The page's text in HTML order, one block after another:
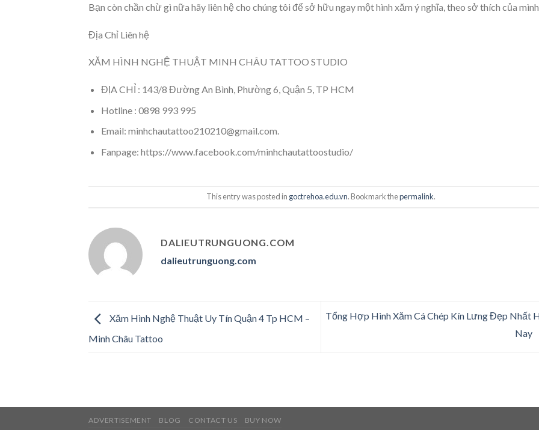
Bạn còn chần chừ gì nữa hãy liên hệ cho chúng tôi để sở hữu ngay một hình xăm ý nghĩa, theo sở thích của
Địa Chỉ Liên hệ
XĂM HÌNH NGHỆ THUẬT MINH CHÂU TATTOO STUDIO
ĐỊA CHỈ : 143/8 Đường An Bình, Phường 6, Quận 5, TP HCM
Hotline : 0898 993 995
Email: minhchautattoo210210@gmail.com.
Fanpage: https://www.facebook.com/minhchautattoostudio/
This entry was posted in goctrehoa.edu.vn. Bookmark thepermalink.
DALIEUTRUNGUONG.COM
dalieutrunguong.com
Xăm Hình Nghệ Thuật Uy Tín Quận 4 Tp HCM –
Minh Châu Tattoo
Tổng Hợp Hình Xăm Cá Chép Kín Lưng Đẹp Nhất
Nay
ADVERTISEMENT BLOG CONTACT US BUY NOW